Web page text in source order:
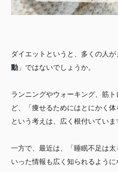
ダイエットというと、多くの人
動 」ではないでしょうか。
ランニングやウォーキング、筋
ど、「痩せるためにはとにかく体
という考えは、広く根付いていま
一方で、最近は、「睡眠不足は
いった情報も広く知られるように